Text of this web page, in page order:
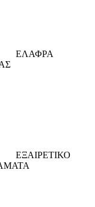
ΕΛΑΦΡΑ
ΕΞΑΙΡΕΤΙΚΟ